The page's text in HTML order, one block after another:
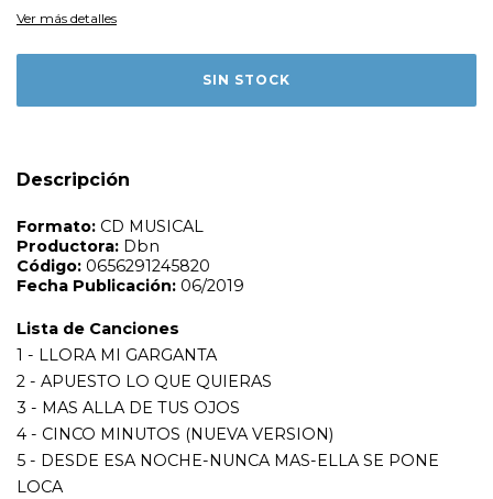
Ver más detalles
Descripción
Formato:CD MUSICAL
Código:
3 - MAS ALLA DE TUS OJOS
5 - DESDE ESA NOCHE-NUNCA MAS-ELLA SE PONE
LOCA
6 - ASI FUE
7 - CUANDO CANTE EL GALLO AZUL-CON LARBANOIS &
8 - NUDO EN LA GARGANTA- CON LARBANOIS &
CARRERO
9 - DEJAME INTENTAR
10 - MI CAMPEON
12 - DISPARO AL CORAZON
13 - LLUVIA -RECUERDO DE AMOR -¿ Y COMO ES EL ?
14 - DIJISTE NO - EN LA LINEA DEL TIEMPO